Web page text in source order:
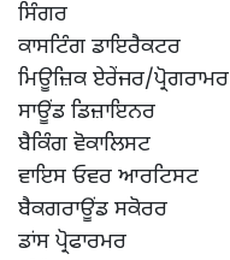
ਸਿੰਗਰ
ਕਾਸਟਿੰਗ ਡਾਇਰੈਕਟਰ
ਮਿਊਜ਼ਿਕ ਏਰੇਂਜਰ/ਪ੍ਰੋਗਰਾਮਰ
ਸਾਊਂਡ ਡਿਜ਼ਾਇਨਰ
ਬੈਕਿੰਗ ਵੋਕਾਲਿਸਟ
ਵਾਇਸ ਓਵਰ ਆਰਟਿਸਟ
ਬੈਕਗਰਾਊਂਡ ਸਕੋਰਰ
ਡਾਂਸ ਪ੍ਰੋਫਾਰਮਰ